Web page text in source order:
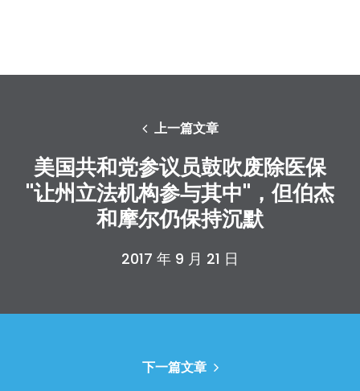
上一篇文章
美国共和党参议员鼓吹废除医保
"让州立法机构参与其中"，但伯杰
和摩尔仍保持沉默
2017 年 9 月 21 日
下一篇文章